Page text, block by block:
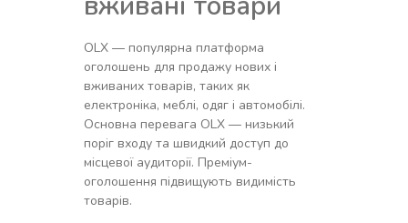
OLX — популярна платформа
оголошень для продажу нових і
вживаних товарів, таких як
електроніка, меблі, одяг і автомобілі.
Основна перевага OLX — низький
поріг входу та швидкий доступ до
місцевої аудиторії. Преміум-
оголошення підвищують видимість
товарів.